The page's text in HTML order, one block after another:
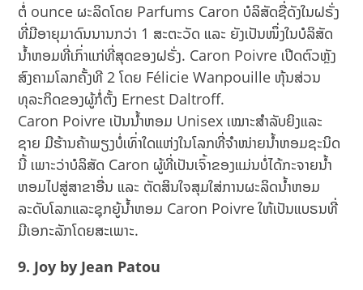
ຕໍ່ ounce ຜະລິດໂດຍ Parfums Caron ບໍລິສັດຊື່ດັງໃນຝຣັ່ງ
ທີ່ມີອາຍຸມາດົນນານກວ່າ 1 ສະຕະວັດ ແລະ ຍັງເປັນໜຶ່ງໃນບໍລິສັດ
ນ້ຳຫອມທີ່ເກົ່າແກ່ທີ່ສຸດຂອງຝຣັ່ງ. Caron Poivre ເປີດຕົວຫຼັງ
ສົງຄາມໂລກຄັ້ງທີ 2 ໂດຍ Félicie Wanpouille ຫຸ້ນສ່ວນ
ທຸລະກິດຂອງຜູ້ກໍ່ຕັ້ງ Ernest Daltroff.
Caron Poivre ເປັນນ້ຳຫອມ Unisex ເໝາະສຳລັບຍິງແລະ
ຊາຍ ມີຮ້ານຄ້າພຽງບໍ່ເທົ່າໃດແຫ່ງໃນໂລກທີ່ຈຳໜ່າຍນ້ຳຫອມຊະນິດ
ນີ້ ເພາະວ່າບໍລິສັດ Caron ຜູ້ທີ່ເປັນເຈົ້າຂອງແມ່ນບໍ່ໄດ້ກະຈາຍນ້ຳ
ຫອມໄປສູ່ສາຂາອື່ນ ແລະ ຕັດສິນໃຈສຸມໃສ່ການຜະລິດນ້ຳຫອມ
ລະດັບໂລກແລະຊຸກຍູ້ນ້ຳຫອມ Caron Poivre ໃຫ້ເປັນແບຣນທີ່
ມີເອກະລັກໂດຍສະເພາະ.
9. Joy by Jean Patou